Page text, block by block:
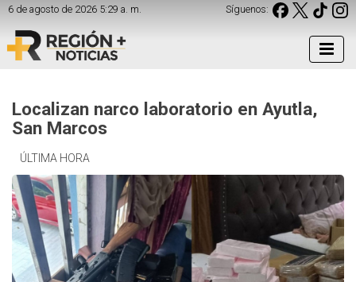
6 de agosto de 2026 5:29 a. m. Síguenos:
Localizan narco laboratorio en Ayutla,
San Marcos
ÚLTIMA HORA